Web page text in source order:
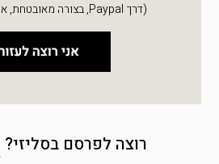
(דרך Paypal, בצורה מאובטחת, אנונימית ומהירה)
רוצה לפרסם בסליזי?